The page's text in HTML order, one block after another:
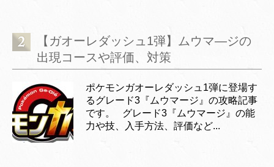
【ガオーレダッシュ1弾】ムウマ―ジの
出現コースや評価、対策
ポケモンガオーレダッシュ1弾に登場す
るグレード3『ムウマージ』の攻略記事
です。 グレード3『ムウマージ』の能
力や技、入手方法、評価など...